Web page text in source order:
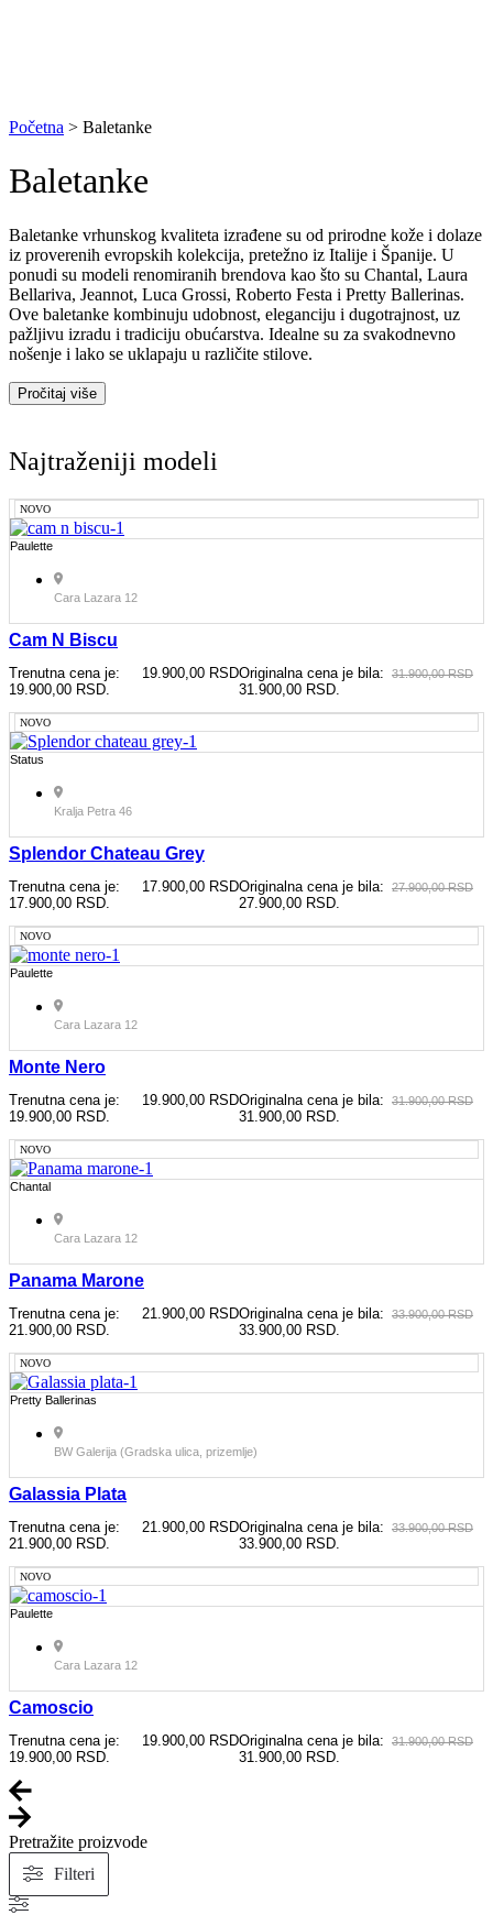
Početna > Baletanke
Baletanke
Baletanke vrhunskog kvaliteta izrađene su od prirodne kože i dolaze
iz proverenih evropskih kolekcija, pretežno iz Italije i Španije. U
ponudi su modeli renomiranih brendova kao što su Chantal, Laura
Bellariva, Jeannot, Luca Grossi, Roberto Festa i Pretty Ballerinas.
Ove baletanke kombinuju udobnost, eleganciju i dugotrajnost, uz
pažljivu izradu i tradiciju obućarstva. Idealne su za svakodnevno
nošenje i lako se uklapaju u različite stilove.
Pročitaj više
Najtraženiji modeli
NOVO
Paulette
Cara Lazara 12
Cam N Biscu
31.900,00RSD
Originalna cena je bila:
31.900,00 RSD.
19.900,00 RSD
Trenutna cena je:
19.900,00 RSD.
NOVO
Status
Kralja Petra 46
Splendor Chateau Grey
27.900,00RSD
Originalna cena je bila:
27.900,00 RSD.
17.900,00 RSD
Trenutna cena je:
17.900,00 RSD.
NOVO
Paulette
Cara Lazara 12
Monte Nero
31.900,00RSD
Originalna cena je bila:
31.900,00 RSD.
19.900,00 RSD
Trenutna cena je:
19.900,00 RSD.
NOVO
Chantal
Cara Lazara 12
Panama Marone
33.900,00RSD
Originalna cena je bila:
33.900,00 RSD.
21.900,00 RSD
Trenutna cena je:
21.900,00 RSD.
NOVO
Pretty Ballerinas
BW Galerija (Gradska ulica, prizemlje)
Galassia Plata
33.900,00RSD
Originalna cena je bila:
33.900,00 RSD.
21.900,00 RSD
Trenutna cena je:
21.900,00 RSD.
NOVO
Paulette
Cara Lazara 12
Camoscio
31.900,00RSD
Originalna cena je bila:
31.900,00 RSD.
19.900,00 RSD
Trenutna cena je:
19.900,00 RSD.
Pretražite proizvode
Filteri